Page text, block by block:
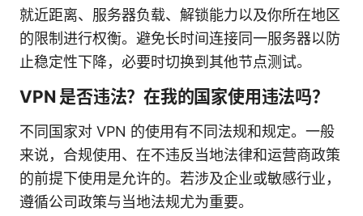
就近距离、服务器负载、解锁能力以及你所在地区
的限制进行权衡。避免长时间连接同一服务器以防
止稳定性下降，必要时切换到其他节点测试。
VPN 是否违法？在我的国家使用违法吗？
不同国家对 VPN 的使用有不同法规和规定。一般
来说，合规使用、在不违反当地法律和运营商政策
的前提下使用是允许的。若涉及企业或敏感行业，
遵循公司政策与当地法规尤为重要。